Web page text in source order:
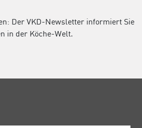
Der VKD-Newsletter informiert Sie
in der Köche-Welt.